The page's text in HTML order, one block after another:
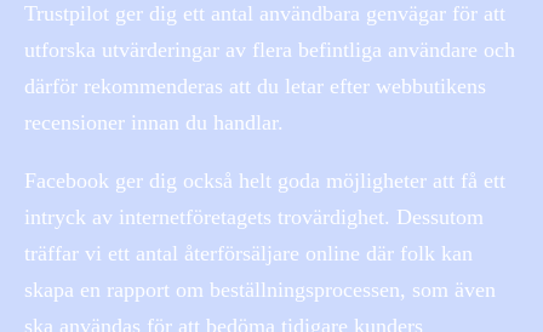
Trustpilot ger dig ett antal användbara genvägar för att
utforska utvärderingar av flera befintliga användare och
därför rekommenderas att du letar efter webbutikens
recensioner innan du handlar.
Facebook ger dig också helt goda möjligheter att få ett
intryck av internetföretagets trovärdighet. Dessutom
träffar vi ett antal återförsäljare online där folk kan
skapa en rapport om beställningsprocessen, som även
ska användas för att bedöma tidigare kunders